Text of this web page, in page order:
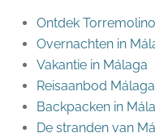
Ontdek
Overnachten in
Vakantie in Málaga
Reisaanbod Málaga
Backpacken in
De stranden van